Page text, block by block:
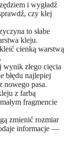
i wygładź
czy klej
to słabe
kleju.
cienką warstwą
złego cięcia
błędu najlepiej
nowego pasa.
z farbą
fragmencie
zmienić rozmiar
informacje —